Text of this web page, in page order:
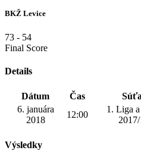
BKŽ Levice
73 - 54
Final Score
Details
Dátum Čas
6. januára
2018
12:00
1. Liga
Výsledky